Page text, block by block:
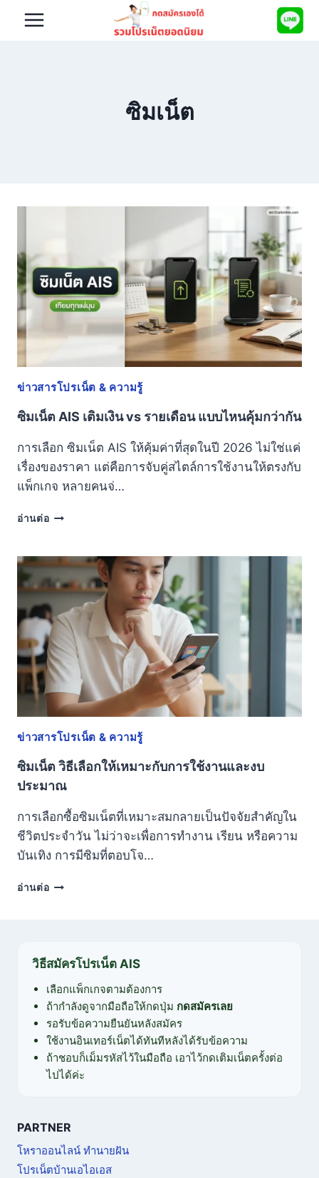
ซิมเน็ต
ข่าวสารโปรเน็ต & ความรู้
ซิมเน็ต AIS เติมเงิน vs รายเดือน แบบไหนคุ้มกว่ากัน
การเลือก ซิมเน็ต AIS ให้คุ้มค่าที่สุดในปี 2026 ไม่ใช่แค่
เรื่องของราคา แต่คือการจับคู่สไตล์การใช้งานให้ตรงกับ
แพ็กเกจ หลายคนจ่…
อ่านต่อซิ
AIS
เงิน
VS
ราย
เดือน
แบบ
ไหน
คุ้ม
กว่า
กัน
ข่าวสารโปรเน็ต & ความรู้
ซิมเน็ต วิธีเลือกให้เหมาะกับการใช้งานและงบ
ประมาณ
การเลือกซื้อซิมเน็ตที่เหมาะสมกลายเป็นปัจจัยสำคัญใน
ชีวิตประจำวัน ไม่ว่าจะเพื่อการทำงาน เรียน หรือความ
บันเทิง การมีซิมที่ตอบโจ…
อ่านต่อซิ
ให้
กับ
การ
ใช้
งาน
งบ
ประมาณ
วิธีสมัครโปรเน็ต AIS
เลือกแพ็กเกจตามต้องการ
ถ้ากำลังดูจากมือถือให้กดปุ่ม กดสมัครเลย
รอรับข้อความยืนยันหลังสมัคร
ใช้งานอินเทอร์เน็ตได้ทันทีหลังได้รับข้อความ
ถ้าชอบก็เม็มรหัสไว้ในมือถือ เอาไว้กดเติมเน็ตครั้งต่อ
ไปได้ค่ะ
PARTNER
โหราออนไลน์ ทำนายฝัน
โปรเน็ตบ้านเอไอเอส